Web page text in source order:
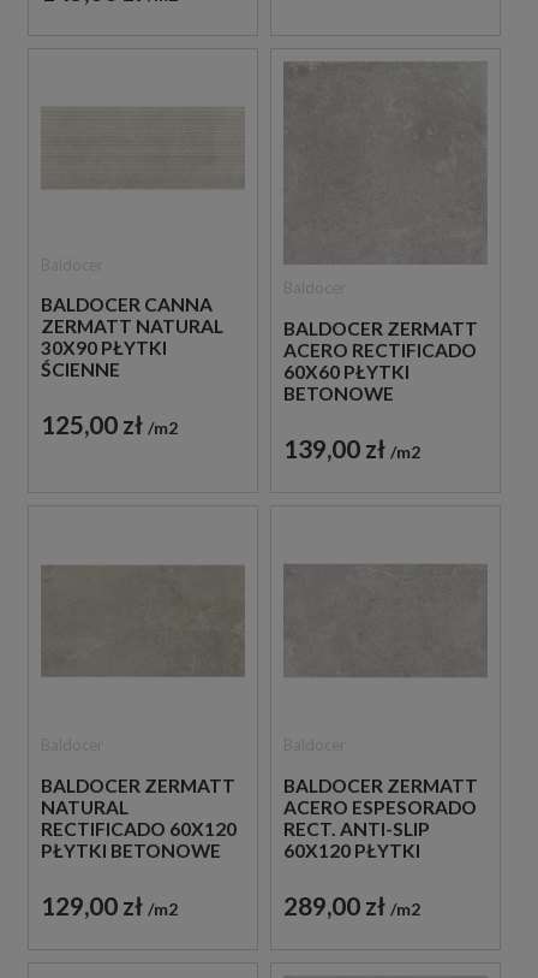
BALDOCER CANNA
ZERMATT NATURAL
30X90 PŁYTKI
ŚCIENNE
125,00 zł m2
BALDOCER ZERMATT
ACERO RECTIFICADO
60X60 PŁYTKI
BETONOWE
139,00 zł m2
BALDOCER ZERMATT
NATURAL
RECTIFICADO 60X120
PŁYTKI BETONOWE
129,00 zł m2
BALDOCER ZERMATT
ACERO ESPESORADO
RECT. ANTI-SLIP
60X120 PŁYTKI
GRESOWE
289,00 zł m2